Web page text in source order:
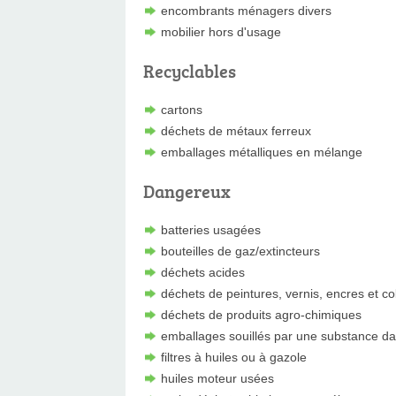
encombrants ménagers divers
mobilier hors d'usage
Recyclables
cartons
déchets de métaux ferreux
emballages métalliques en mélange
Dangereux
batteries usagées
bouteilles de gaz/extincteurs
déchets acides
déchets de peintures, vernis, encres et
déchets de produits agro-chimiques
emballages souillés par une substance
filtres à huiles ou à gazole
huiles moteur usées